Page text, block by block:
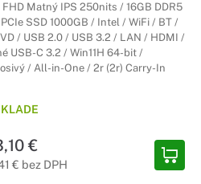
Matný IPS 250nits / 16GB DDR5
SSD 1000GB / Intel / WiFi / BT /
/ USB 2.0 / USB 3.2 / LAN / HDMI /
USB-C 3.2 / Win11H 64-bit /
/ All-in-One / 2r (2r) Carry-In
€
€ bez DPH